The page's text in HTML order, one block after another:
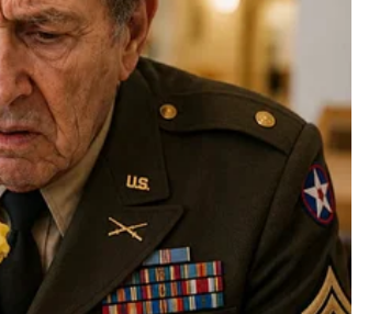
izuzetak prilikom gostovanja u emisiji
bio poznat kao pravi šmeker.
plave kose, posjedovao neodoljiv šarm koji ga
objavom izrazila ljubav prema svom bratu.
dijelili smo vezu zaštite, unatoč svakodnevnim
uz drugo.”